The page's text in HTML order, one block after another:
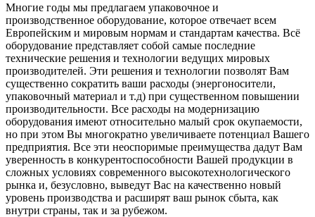
Многие годы мы предлагаем упаковочное и
производственное оборудование, которое отвечает всем
Европейским и мировым нормам и стандартам качества. Всё
оборудование представляет собой самые последние
технические решения и технологии ведущих мировых
производителей. Эти решения и технологии позволят Вам
существенно сократить ваши расходы (энергоносители,
упаковочный материал и т.д) при существенном повышении
производительности. Все расходы на модернизацию
оборудования имеют относительно малый срок окупаемости,
но при этом Вы многократно увеличиваете потенциал Вашего
предприятия. Все эти неоспоримые преимущества дадут Вам
уверенность в конкурентоспособности Вашей продукции в
сложных условиях современного высокотехнологического
рынка и, безусловно, выведут Вас на качественно новый
уровень производства и расширят ваш рынок сбыта, как
внутри страны, так и за рубежом.